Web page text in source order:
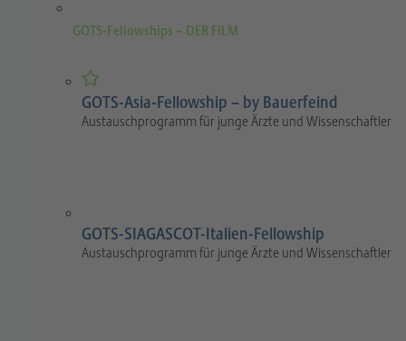
GOTS-Fellowships – DER FILM
GOTS-Asia-Fellowship – by Bauerfeind
Austauschprogramm für junge Ärzte und Wissenschaftler
GOTS-SIAGASCOT-Italien-Fellowship
Austauschprogramm für junge Ärzte und Wissenschaftler